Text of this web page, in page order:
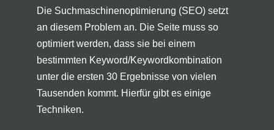
Die Suchmaschinenoptimierung (SEO) setzt
an diesem Problem an. Die Seite muss so
optimiert werden, dass sie bei einem
bestimmten Keyword/Keywordkombination
unter die ersten 30 Ergebnisse von vielen
Tausenden kommt. Hierfür gibt es einige
Techniken.